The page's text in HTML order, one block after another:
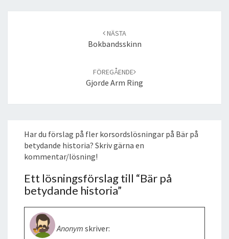
NÄSTA
Bokbandsskinn
FÖREGÅENDE
Gjorde Arm Ring
Har du förslag på fler korsordslösningar på Bär på
betydande historia? Skriv gärna en
kommentar/lösning!
Ett lösningsförslag till “Bär på
betydande historia”
Anonym skriver: